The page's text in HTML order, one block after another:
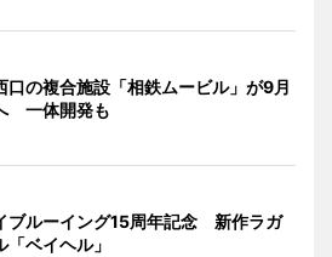
口の複合施設「相鉄ムービル」が9月
一体開発も
ブルーイング15周年記念 新作ラガ
「ベイヘル」